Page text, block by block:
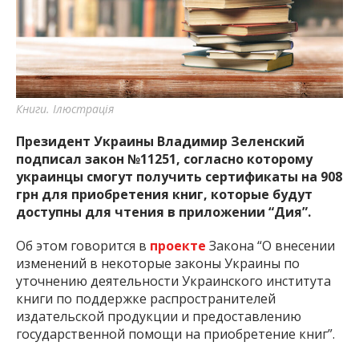
важную информацию о событиях
города Запорожья и области.
Книги. Ілюстрація
Президент Украины Владимир Зеленский
подписал закон №11251, согласно которому
украинцы смогут получить сертификаты на 908
грн для приобретения книг, которые будут
доступны для чтения в приложении “Дия”.
Об этом говорится в проекте Закона “О внесении
изменений в некоторые законы Украины по
уточнению деятельности Украинского института
книги по поддержке распространителей
издательской продукции и предоставлению
государственной помощи на приобретение книг”.